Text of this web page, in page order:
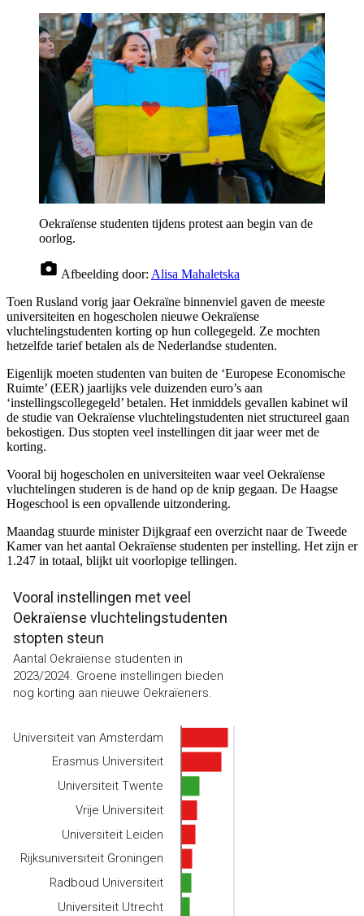
Oekraïense studenten tijdens protest aan begin van de
oorlog.
Afbeelding door: Alisa Mahaletska
Toen Rusland vorig jaar Oekraïne binnenviel gaven de meeste
universiteiten en hogescholen nieuwe Oekraïense
vluchtelingstudenten korting op hun collegegeld. Ze mochten
hetzelfde tarief betalen als de Nederlandse studenten.
Eigenlijk moeten studenten van buiten de ‘Europese Economische
Ruimte’ (EER) jaarlijks vele duizenden euro’s aan
‘instellingscollegegeld’ betalen. Het inmiddels gevallen kabinet wil
de studie van Oekraïense vluchtelingstudenten niet structureel gaan
bekostigen. Dus stopten veel instellingen dit jaar weer met de
korting.
Vooral bij hogescholen en universiteiten waar veel Oekraïense
vluchtelingen studeren is de hand op de knip gegaan. De Haagse
Hogeschool is een opvallende uitzondering.
Maandag stuurde minister Dijkgraaf een overzicht naar de Tweede
Kamer van het aantal Oekraïense studenten per instelling. Het zijn er
1.247 in totaal, blijkt uit voorlopige tellingen.